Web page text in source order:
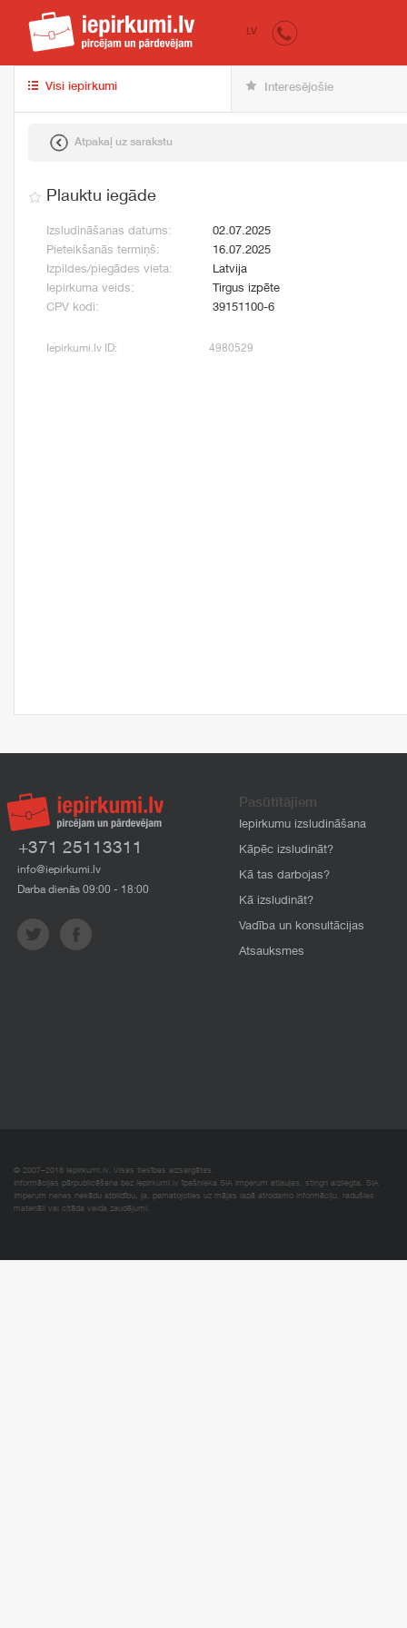
iepirkumi.lv
LV
Visi iepirkumi Interesējošie
Atpakaļ uz sarakstu
Plauktu iegāde
Izsludināšanas datums:
02.07.2025
Pieteikšanās termiņš:
16.07.2025
Izpildes/piegādes vieta:
Latvija
Iepirkuma veids:
Tirgus izpēte
CPV kodi:
39151100-6
Iepirkumi.lv ID: 4980529
+371 25113311
info@iepirkumi.lv
Darba dienās 09:00 - 18:00
Pasūtītājiem
Iepirkumu izsludināšana
Kāpēc izsludināt?
Kā tas darbojas?
Kā izsludināt?
Vadība un konsultācijas
Atsauksmes
© 2007–2018 Iepirkumi.lv. Visas tiesības aizsargātas.
Informācijas pārpublicēšana bez iepirkumi.lv īpašnieka SIA Imperum atļaujas, stingri aizliegta. SIA
Imperum nenes nekādu atbildību, ja, pamatojoties uz mājas lapā atrodamo informāciju, radušies
materiāli vai citāda veida zaudējumi.